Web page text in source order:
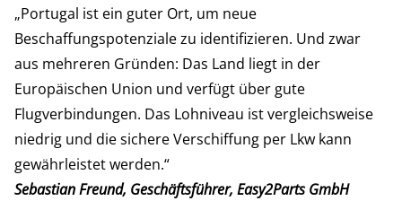
„Portugal ist ein guter Ort, um neue
Beschaffungspotenziale zu identifizieren. Und zwar
aus mehreren Gründen: Das Land liegt in der
Europäischen Union und verfügt über gute
Flugverbindungen. Das Lohniveau ist vergleichsweise
niedrig und die sichere Verschiffung per Lkw kann
gewährleistet werden.“
Sebastian Freund, Geschäftsführer, Easy2Parts GmbH